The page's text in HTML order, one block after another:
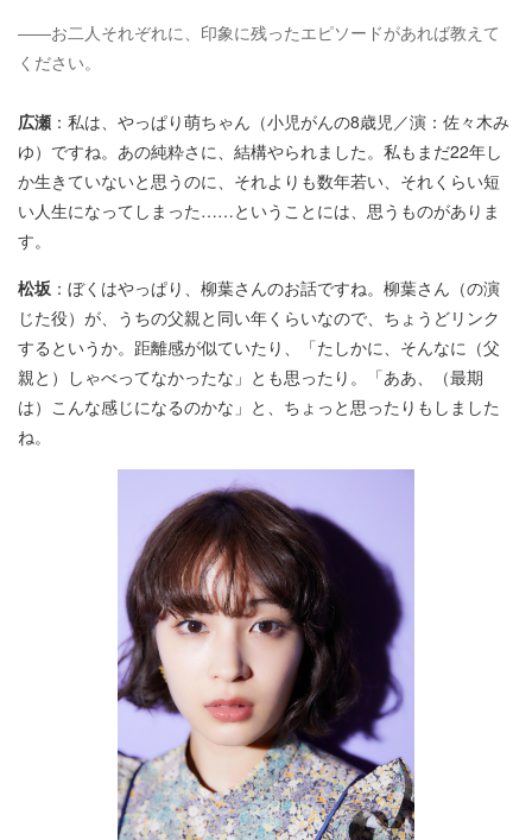
――お二人それぞれに、印象に残ったエピソードがあれば教えて
ください。
広瀬 ：私は、やっぱり萌ちゃん（小児がんの8歳児／演：佐々木み
ゆ）ですね。あの純粋さに、結構やられました。私もまだ22年し
か生きていないと思うのに、それよりも数年若い、それくらい短
い人生になってしまった……ということには、思うものがありま
す。
松坂 ：ぼくはやっぱり、柳葉さんのお話ですね。柳葉さん（の演
じた役）が、うちの父親と同い年くらいなので、ちょうどリンク
するというか。距離感が似ていたり、「たしかに、そんなに（父
親と）しゃべってなかったな」とも思ったり。「ああ、（最期
は）こんな感じになるのかな」と、ちょっと思ったりもしました
ね。